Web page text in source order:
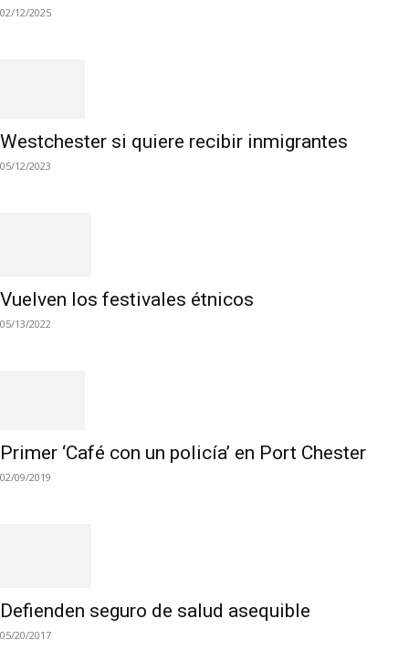
02/12/2025
Westchester si quiere recibir inmigrantes
05/12/2023
Vuelven los festivales étnicos
05/13/2022
Primer ‘Café con un policía’ en Port Chester
02/09/2019
Defienden seguro de salud asequible
05/20/2017